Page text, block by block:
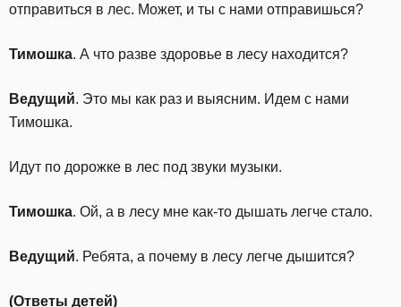
отправиться в лес. Может, и ты с нами отправишься?
Тимошка. А что разве здоровье в лесу находится?
Ведущий. Это мы как раз и выясним. Идем с нами
Тимошка.
Идут по дорожке в лес под звуки музыки.
Тимошка. Ой, а в лесу мне как-то дышать легче стало.
Ведущий. Ребята, а почему в лесу легче дышится?
(Ответы детей)